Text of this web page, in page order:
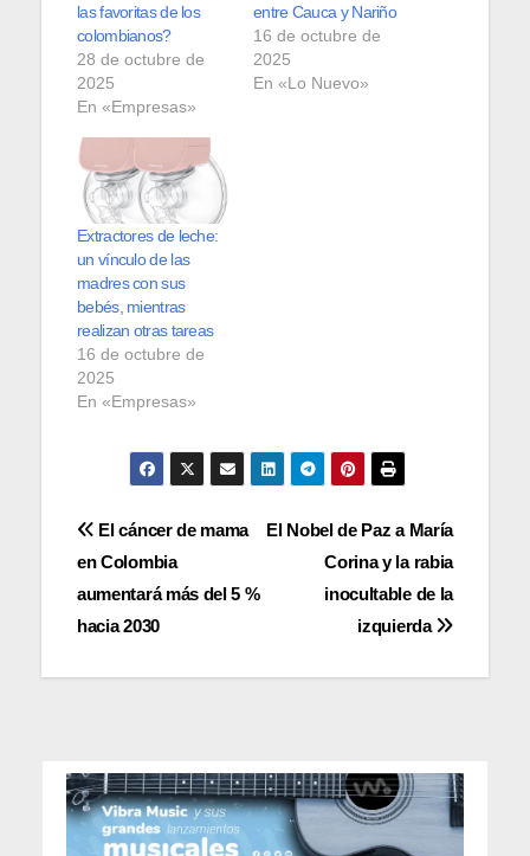
las favoritas de los
colombianos?
28 de octubre de
2025
En «Empresas»
entre Cauca y Nariño
16 de octubre de
2025
En «Lo Nuevo»
Extractores de leche:
un vínculo de las
madres con sus
bebés, mientras
realizan otras tareas
16 de octubre de
2025
En «Empresas»
Navegación
de
entradas
El Nobel de Paz a María
Corina y la rabia
inocultable de la
izquierda
El cáncer de mama
en Colombia
aumentará más del 5 %
hacia 2030